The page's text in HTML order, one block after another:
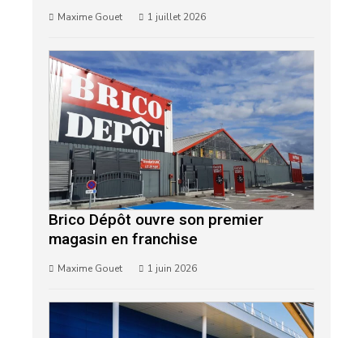
Maxime Gouet 1 juillet 2026
Brico Dépôt ouvre son premier
magasin en franchise
Maxime Gouet 1 juin 2026